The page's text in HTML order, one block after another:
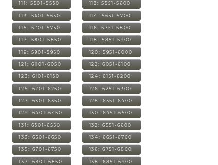
111: 5501-5550 112: 5551-5600
113: 5601-5650 114: 5651-5700
115: 5701-5750 116: 5751-5800
117: 5801-5850 118: 5851-5900
119: 5901-5950 120: 5951-6000
121: 6001-6050 122: 6051-6100
123: 6101-6150 124: 6151-6200
125: 6201-6250 126: 6251-6300
127: 6301-6350 128: 6351-6400
129: 6401-6450 130: 6451-6500
131: 6501-6550 132: 6551-6600
133: 6601-6650 134: 6651-6700
135: 6701-6750 136: 6751-6800
137: 6801-6850 138: 6851-6900